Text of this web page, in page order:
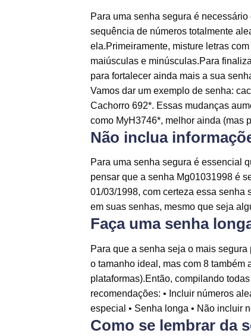
Para uma senha segura é
sequência de números totalmente
ela.Primeiramente, misture letras
maiúsculas e minúsculas.Para
para fortalecer ainda mais a sua
Vamos dar um exemplo de senha:
Cachorro 692*. Essas mudanças
como MyH3746*, melhor ainda (mas
Não inclua
Para uma senha segura é essencial
pensar que a senha Mg01031998 é
01/03/1998, com certeza essa senha
em suas senhas, mesmo que seja
Faça uma senha
Para que a senha seja o mais
o tamanho ideal, mas com 8 também
plataformas).Então, compilando
recomendações: • Incluir números
especial • Senha longa • Não incluir
Como se lembrar da